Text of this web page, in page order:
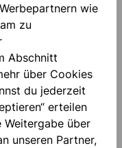
wie
zu
Abschnitt
über Cookies
du jederzeit
erteilen
Weitergabe über
unseren Partner,